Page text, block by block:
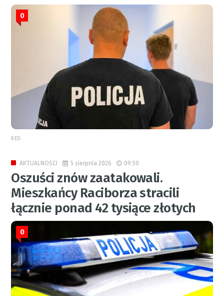
0
RED.
AKTUALNOŚCI 5 sierpnia 2026 09:50
Oszuści znów zaatakowali.
Mieszkańcy Raciborza stracili
łącznie ponad 42 tysiące złotych
0